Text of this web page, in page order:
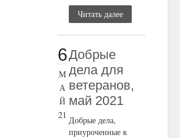
Читать далее
6
М
А
Й
21
Добрые
дела для
ветеранов,
май 2021
Добрые дела,
приуроченные к